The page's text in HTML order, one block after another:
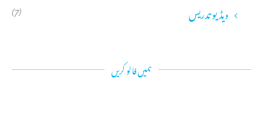
ویڈیو تدریس (7)
ہمیں فالو کریں